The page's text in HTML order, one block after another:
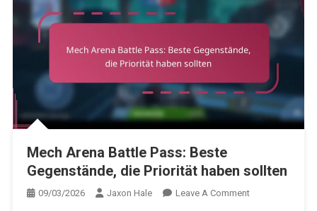
Mech Arena Battle Pass: Beste
Gegenstände, die Priorität haben sollten
09/03/2026 Jaxon Hale Leave A CommentOn